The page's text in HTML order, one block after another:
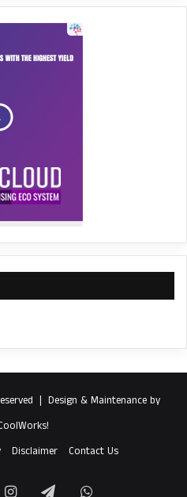
| Design & Maintenance by
Disclaimer Contact Us
InstagramTelegramWhatsApp